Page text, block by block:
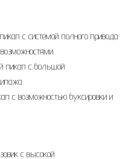
с системой полного привода
пикап с большой
с возможностью буксировки и
с высокой